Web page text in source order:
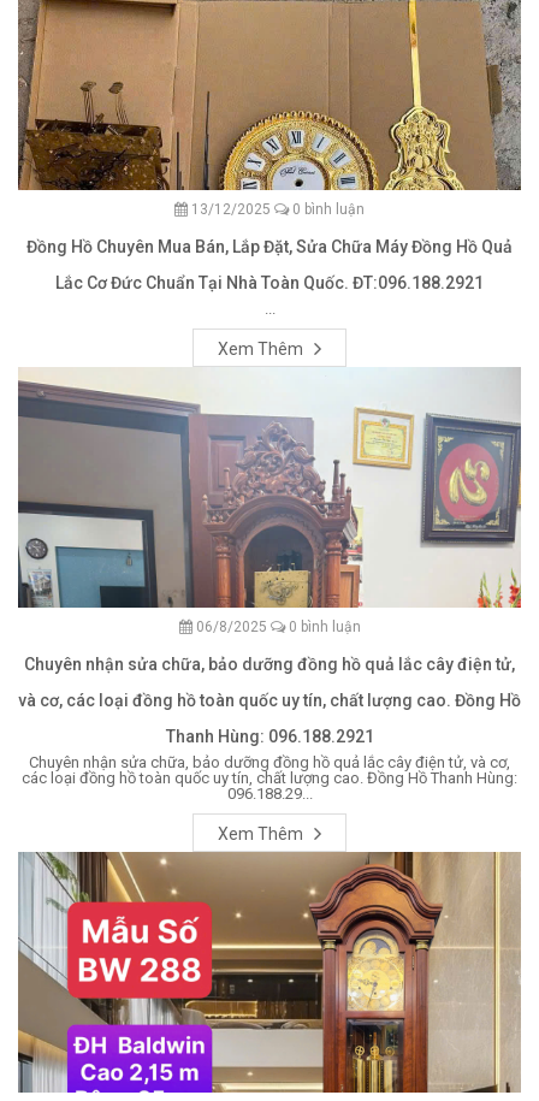
13/12/2025 0 bình luận
Đồng Hồ Chuyên Mua Bán, Lắp Đặt, Sửa Chữa Máy Đồng Hồ Quả
Lắc Cơ Đức Chuẩn Tại Nhà Toàn Quốc. ĐT:096.188.2921
...
Xem Thêm
06/8/2025 0 bình luận
Chuyên nhận sửa chữa, bảo dưỡng đồng hồ quả lắc cây điện tử,
và cơ, các loại đồng hồ toàn quốc uy tín, chất lượng cao. Đồng Hồ
Thanh Hùng: 096.188.2921
Chuyên nhận sửa chữa, bảo dưỡng đồng hồ quả lắc cây điện tử, và cơ,
các loại đồng hồ toàn quốc uy tín, chất lượng cao. Đồng Hồ Thanh Hùng:
096.188.29...
Xem Thêm